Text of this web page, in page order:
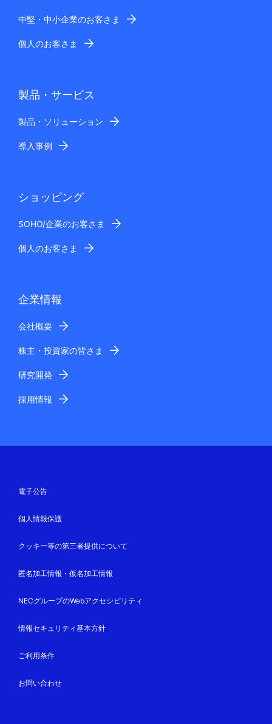
中堅・中小企業のお客さま
個人のお客さま
製品・サービス
製品・ソリューション
導入事例
ショッピング
SOHO/企業のお客さま
個人のお客さま
企業情報
会社概要
株主・投資家の皆さま
研究開発
採用情報
電子公告
個人情報保護
クッキー等の第三者提供について
匿名加工情報・仮名加工情報
NECグループのWebアクセシビリティ
情報セキュリティ基本方針
ご利用条件
お問い合わせ